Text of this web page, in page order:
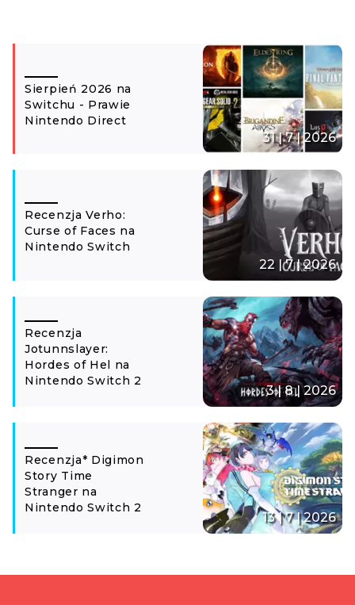
Sierpień 2026 na
Switchu - Prawie
Nintendo Direct
31 | 7 | 2026
Recenzja Verho:
Curse of Faces na
Nintendo Switch
22 | 7 | 2026
Recenzja
Jotunnslayer:
Hordes of Hel na
Nintendo Switch 2
3 | 8 | 2026
Recenzja* Digimon
Story Time
Stranger na
Nintendo Switch 2
13 | 7 | 2026